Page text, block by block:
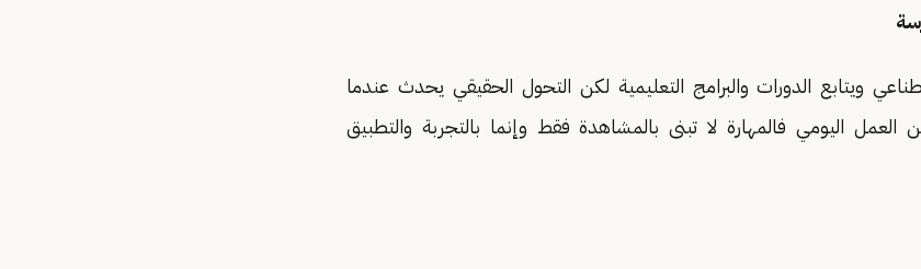
ويتابع الدورات والبرامج التعليمية لكن التحول الحقيقي يحدث عندما
اليومي فالمهارة لا تبنى بالمشاهدة فقط وإنما بالتجربة والتطبيق